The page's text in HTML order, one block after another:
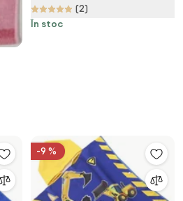
(2)
În stoc
-9 %